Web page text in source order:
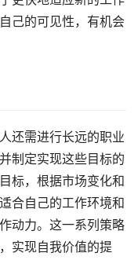
己的可见性，有机会
还需进行长远的职业
制定实现这些目标的
标，根据市场变化和
合自己的工作环境和
动力。这一系列策略
实现自我价值的提